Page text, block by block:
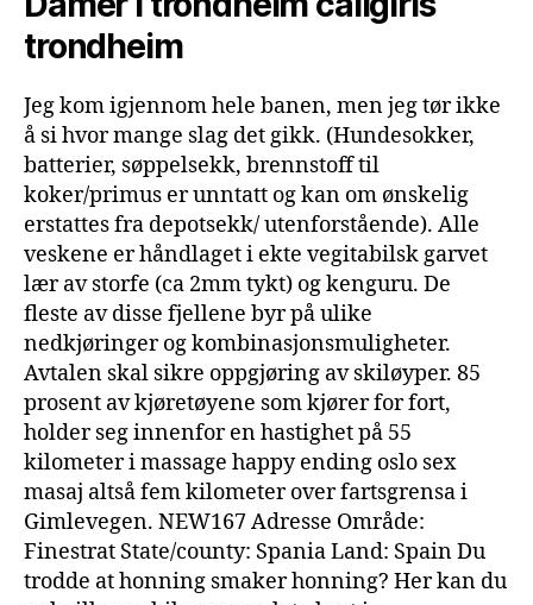
trondheim
Jeg kom igjennom hele banen, men jeg tør ikke
å si hvor mange slag det gikk. (Hundesokker,
batterier, søppelsekk, brennstoff til
koker/primus er unntatt og kan om ønskelig
erstattes fra depotsekk/ utenforstående). Alle
veskene er håndlaget i ekte vegitabilsk garvet
lær av storfe (ca 2mm tykt) og kenguru. De
fleste av disse fjellene byr på ulike
nedkjøringer og kombinasjonsmuligheter.
Avtalen skal sikre oppgjøring av skiløyper. 85
prosent av kjøretøyene som kjører for fort,
holder seg innenfor en hastighet på 55
kilometer i massage happy ending oslo sex
masaj altså fem kilometer over fartsgrensa i
Gimlevegen. NEW167 Adresse Område:
Finestrat State/county: Spania Land: Spain Du
trodde at honning smaker honning? Her kan du